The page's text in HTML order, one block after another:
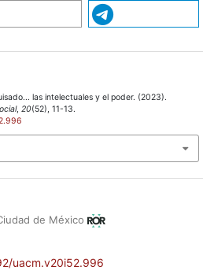
de México
uacm.v20i52.996
las intelectuales y el poder. (2023).
, 20(52), 11-13.